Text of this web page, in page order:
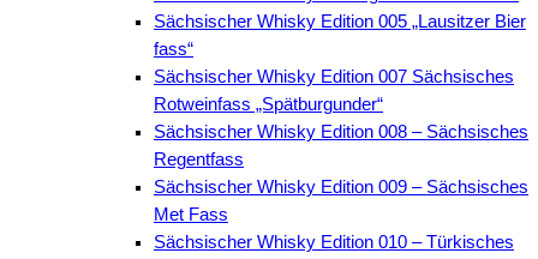
Sächsischer Whisky Edition 005 „Lausitzer Bier
fass“
Sächsischer Whisky Edition 007 Sächsisches
Rotweinfass „Spätburgunder“
Sächsischer Whisky Edition 008 – Sächsisches
Regentfass
Sächsischer Whisky Edition 009 – Sächsisches
Met Fass
Sächsischer Whisky Edition 010 – Türkisches